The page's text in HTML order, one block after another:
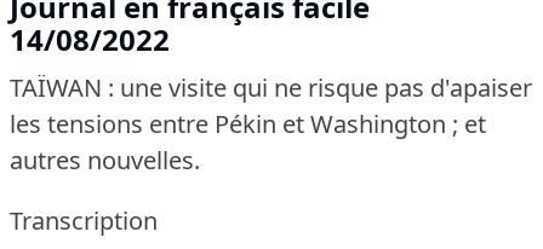
14/08/2022
TAÏWAN : une visite qui ne risque pas d'apaiser
les tensions entre Pékin et Washington ; et
autres nouvelles.
Transcription